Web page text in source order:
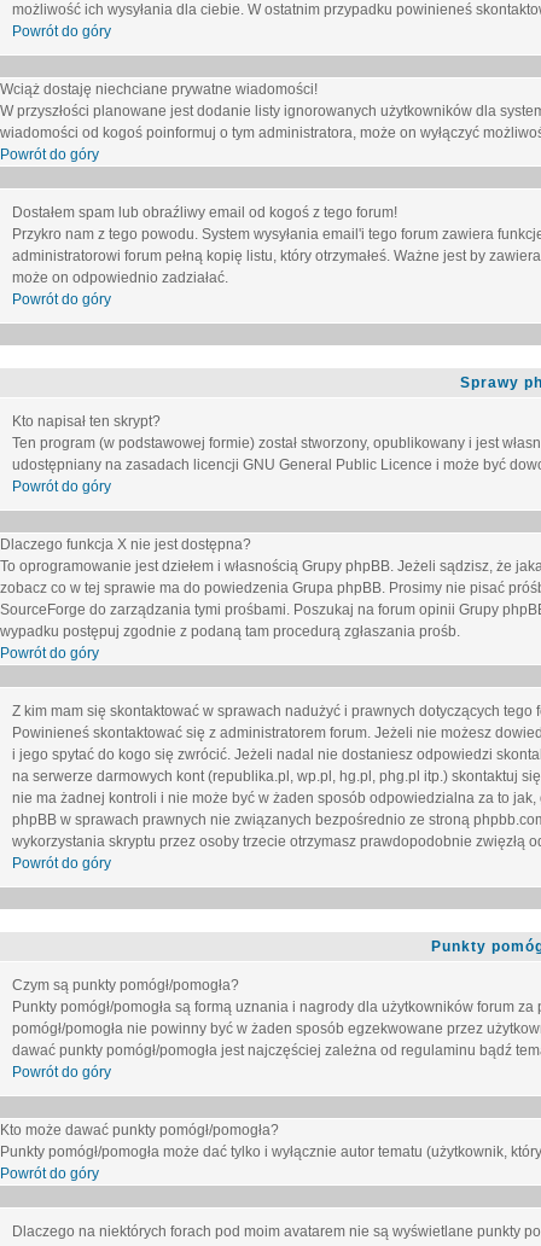
możliwość ich wysyłania dla ciebie. W ostatnim przypadku powinieneś
Powrót do góry
Wciąż dostaję niechciane prywatne wiadomości!
W przyszłości planowane jest dodanie listy ignorowanych użytkowników dla
wiadomości od kogoś poinformuj o tym administratora, może on wyłączyć
Powrót do góry
Dostałem spam lub obraźliwy email od kogoś z tego forum!
Przykro nam z tego powodu. System wysyłania email'i tego forum zawiera
administratorowi forum pełną kopię listu, który otrzymałeś. Ważne jest by
może on odpowiednio zadziałać.
Powrót do góry
Sprawy
Kto napisał ten skrypt?
Ten program (w podstawowej formie) został stworzony, opublikowany i jest
udostępniany na zasadach licencji GNU General Public Licence i może być
Powrót do góry
Dlaczego funkcja X nie jest dostępna?
To oprogramowanie jest dziełem i własnością Grupy phpBB. Jeżeli sądzisz, że
zobacz co w tej sprawie ma do powiedzenia Grupa phpBB. Prosimy nie pisać
SourceForge do zarządzania tymi prośbami. Poszukaj na forum opinii Grupy
wypadku postępuj zgodnie z podaną tam procedurą zgłaszania prośb.
Powrót do góry
Z kim mam się skontaktować w sprawach nadużyć i prawnych dotyczących tego
Powinieneś skontaktować się z administratorem forum. Jeżeli nie możesz
i jego spytać do kogo się zwrócić. Jeżeli nadal nie dostaniesz odpowiedzi
na serwerze darmowych kont (republika.pl, wp.pl, hg.pl, phg.pl itp.) skontaktuj
nie ma żadnej kontroli i nie może być w żaden sposób odpowiedzialna za to
phpBB w sprawach prawnych nie związanych bezpośrednio ze stroną
wykorzystania skryptu przez osoby trzecie otrzymasz prawdopodobnie zwięzłą
Powrót do góry
Punkty
Czym są punkty pomógł/pomogła?
Punkty pomógł/pomogła są formą uznania i nagrody dla użytkowników forum
pomógł/pomogła nie powinny być w żaden sposób egzekwowane przez
dawać punkty pomógł/pomogła jest najczęściej zależna od regulaminu bądź
Powrót do góry
Kto może dawać punkty pomógł/pomogła?
Punkty pomógł/pomogła może dać tylko i wyłącznie autor tematu (użytkownik,
Powrót do góry
Dlaczego na niektórych forach pod moim avatarem nie są wyświetlane punkty